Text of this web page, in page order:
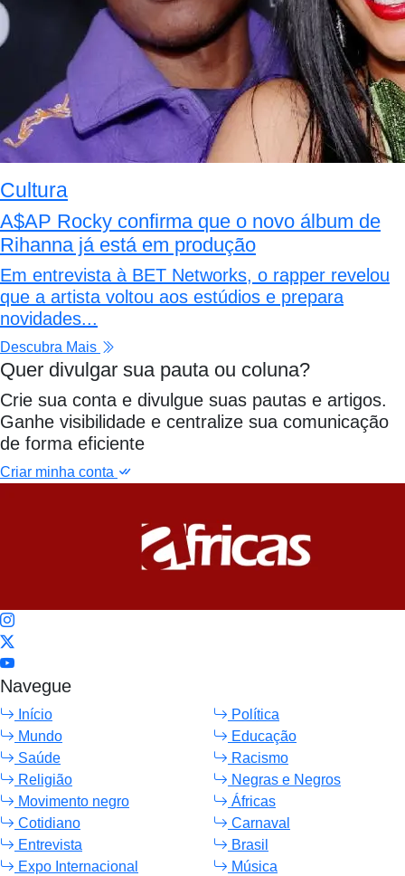
Cultura
A$AP Rocky confirma que o novo álbum de
Rihanna já está em produção
Em entrevista à BET Networks, o rapper revelou
que a artista voltou aos estúdios e prepara
novidades...
Descubra Mais
Quer divulgar sua pauta ou coluna?
Crie sua conta e divulgue suas pautas e artigos.
Ganhe visibilidade e centralize sua comunicação
de forma eficiente
Criar minha conta
Navegue
Início
Política
Mundo
Educação
Saúde
Racismo
Religião
Negras e Negros
Movimento negro
Áfricas
Cotidiano
Carnaval
Entrevista
Brasil
Expo Internacional
Música